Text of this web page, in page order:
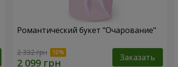
Романтический букет "Очарование"
2 332 грн Заказать